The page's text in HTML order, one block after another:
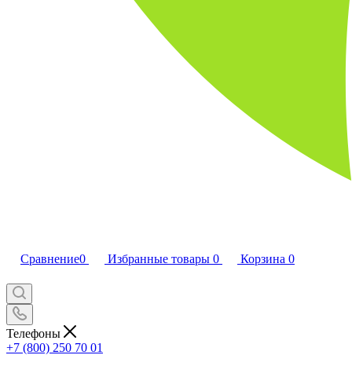
Сравнение0 Избранные товары 0 Корзина 0
Телефоны
+7 (800) 250 70 01